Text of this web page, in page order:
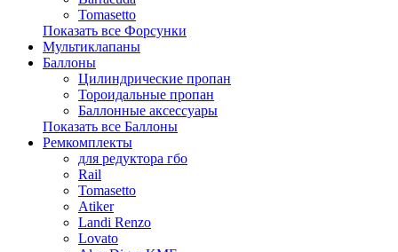
Tomasetto
Показать все Форсунки
Мультиклапаны
Баллоны
Цилиндрические пропан
Тороидальные пропан
Баллонные аксессуары
Показать все Баллоны
Ремкомплекты
для редуктора гбо
Rail
Tomasetto
Atiker
Landi Renzo
Lovato